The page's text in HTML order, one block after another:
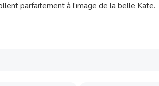
parfaitement à l’image de la belle Kate.